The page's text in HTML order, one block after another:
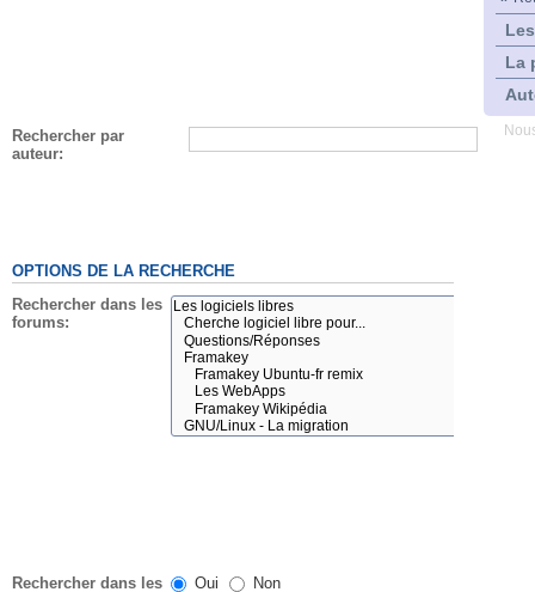
La
Rechercher par
auteur:
OPTIONS DE LA RECHERCHE
Rechercher dans les
forums:
Rechercher dans les Oui Non